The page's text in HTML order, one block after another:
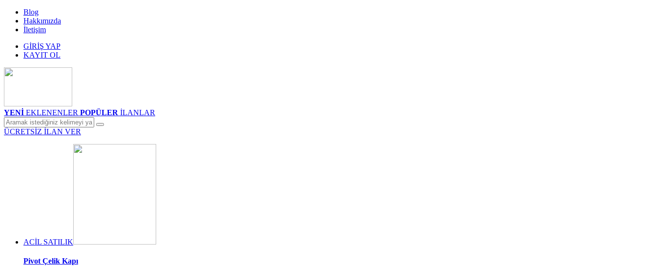
Blog
Hakkımızda
İletişim
GİRİŞ YAP
KAYIT OL
YENİ EKLENENLER POPÜLER İLANLAR
ÜCRETSİZ İLAN VER
ACİL SATILIK
Pivot Çelik Kapı